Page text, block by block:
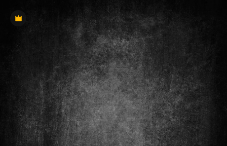
Phần thưởng